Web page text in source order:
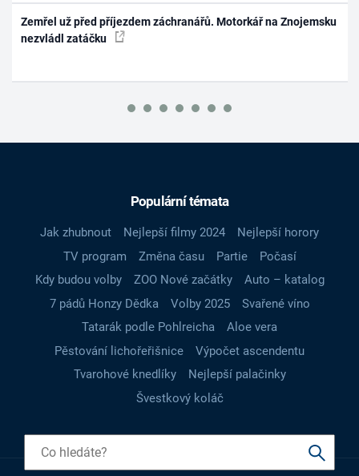
Zemřel už před příjezdem záchranářů. Motorkář na Znojemsku
nezvládl zatáčku
Populární témata
Jak zhubnout Nejlepší filmy 2024
Nejlepší horory
TV program
Změna času Partie
Počasí
Kdy budou volby
ZOO Nové začátky
Auto – katalog
7 pádů Honzy Dědka
Volby 2025
Svařené víno
Tatarák podle Pohlreicha
Aloe vera
Pěstování lichořeřišnice
Výpočet ascendentu
Tvarohové knedlíky
Nejlepší palačinky
Švestkový koláč